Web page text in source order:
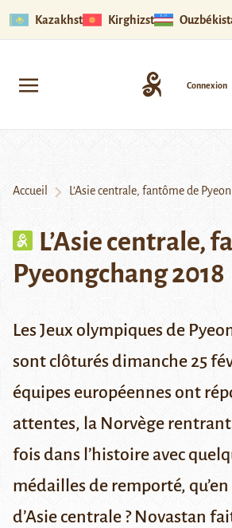
Kazakhstan Kirghizstan
Connexion
Accueil L’Asie centrale, fantôme de
L’Asie centrale,
Pyeongchang 2018
Les Jeux olympiques de
sont clôturés dimanche 25
équipes européennes ont
attentes, la Norvège
fois dans l’histoire avec
médailles de remporté,
d’Asie centrale ? Novastan